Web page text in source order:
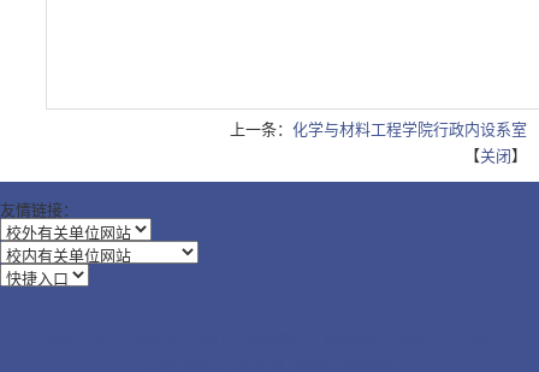
上一条： 化学与材料工程学院行政内设系室
【关闭 】
友情链接：